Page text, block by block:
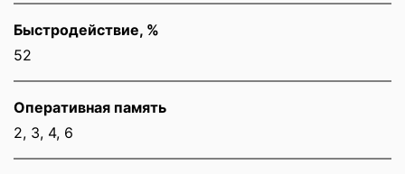
Быстродействие, %
52
Оперативная память
2, 3, 4, 6